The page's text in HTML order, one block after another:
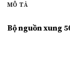
MÔ TẢ
Bộ nguồn xung